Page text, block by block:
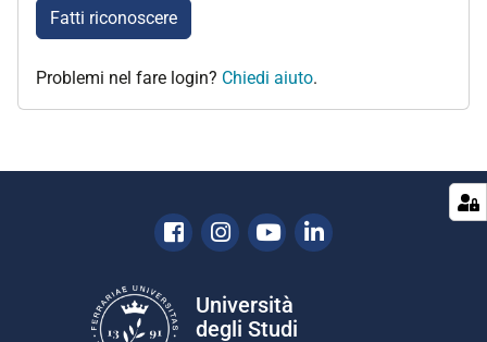
Fatti riconoscere
Problemi nel fare login? Chiedi aiuto.
Facebook
Instagram
YoutubeLinkedin
Università
degli Studi